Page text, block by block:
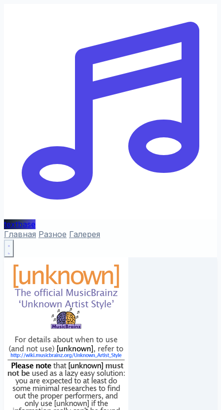
textbase
Главная Разное Галерея